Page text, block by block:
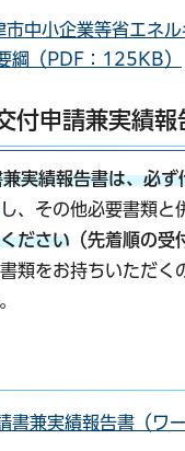
中小企業等省エネ
綱（PDF：125KB）
付申請兼実績報
実績報告書は、必ず
し、その他必要書類と
ださい （先着順の受
書類をお持ちいただく
書兼実績報告書（ワ